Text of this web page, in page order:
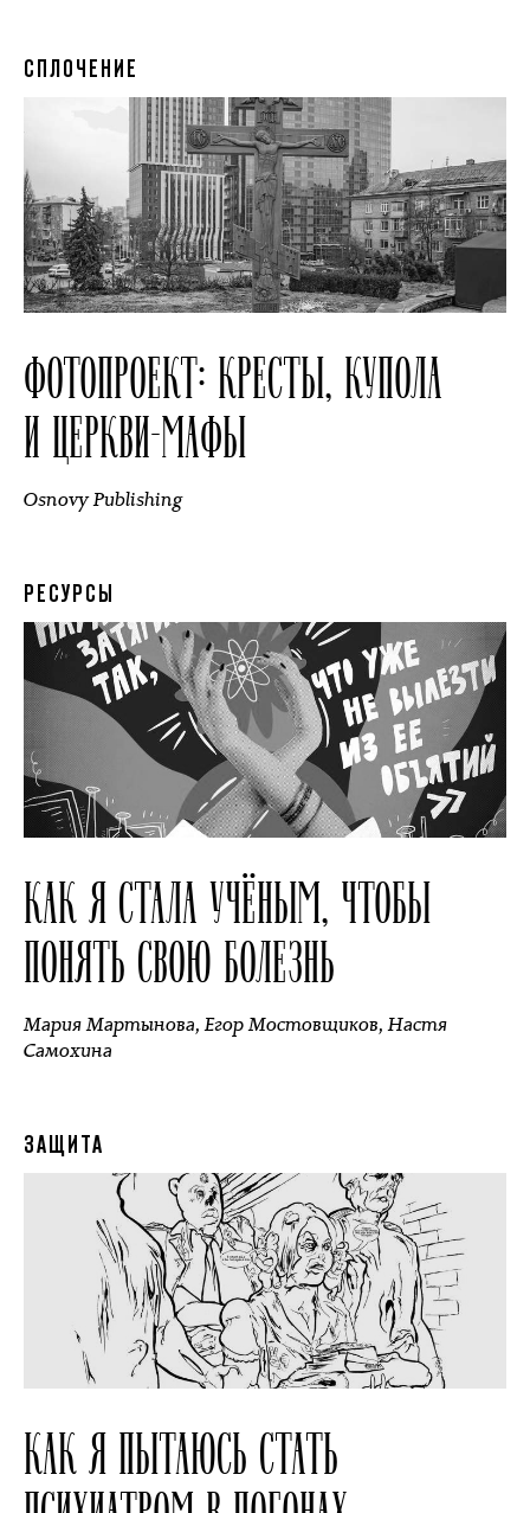
СПЛОЧЕНИЕ
ФОТОПРОЕКТ: КРЕСТЫ, КУПОЛА
И ЦЕРКВИ-МАФЫ
Osnovy Publishing
РЕСУРСЫ
КАК Я СТАЛА УЧЁНЫМ, ЧТОБЫ
ПОНЯТЬ СВОЮ БОЛЕЗНЬ
Мария Мартынова,Егор Мостовщиков,Настя
Самохина
ЗАЩИТА
КАК Я ПЫТАЮСЬ СТАТЬ